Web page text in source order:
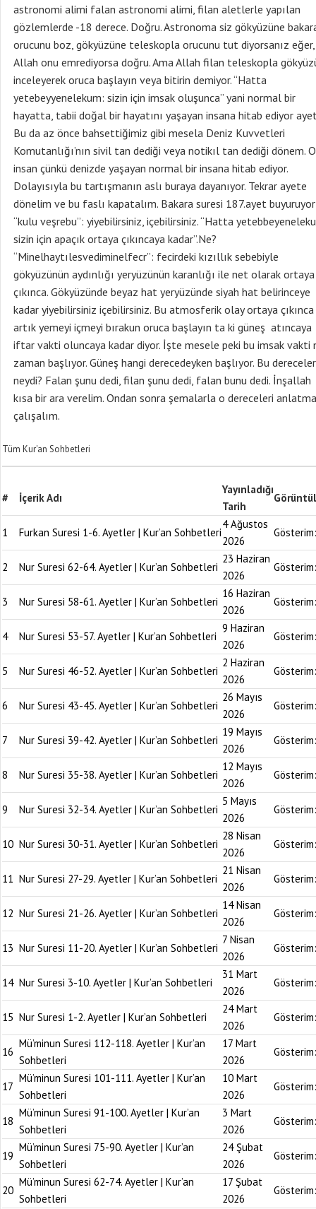
Tüm Kur'an Sohbetleri
# İçerik Adı
Yayınladığı
Tarih
1 Furkan Suresi 1-6. Ayetler | Kur’an Sohbetleri
4 Ağustos
2026
Gösterim:
2 Nur Suresi 62-64. Ayetler | Kur’an Sohbetleri
23 Haziran
2026
Gösterim:
3 Nur Suresi 58-61. Ayetler | Kur’an Sohbetleri
16 Haziran
2026
Gösterim:
4 Nur Suresi 53-57. Ayetler | Kur’an Sohbetleri
9 Haziran
2026
Gösterim:
5 Nur Suresi 46-52. Ayetler | Kur’an Sohbetleri
2 Haziran
2026
Gösterim:
6 Nur Suresi 43-45. Ayetler | Kur’an Sohbetleri
26 Mayıs
2026
Gösterim:
7 Nur Suresi 39-42. Ayetler | Kur’an Sohbetleri
19 Mayıs
2026
Gösterim:
8 Nur Suresi 35-38. Ayetler | Kur’an Sohbetleri
12 Mayıs
2026
Gösterim:
9 Nur Suresi 32-34. Ayetler | Kur’an Sohbetleri
5 Mayıs
2026
Gösterim:
10 Nur Suresi 30-31. Ayetler | Kur’an Sohbetleri
28 Nisan
2026
Gösterim:
11 Nur Suresi 27-29. Ayetler | Kur’an Sohbetleri
21 Nisan
2026
Gösterim:
12 Nur Suresi 21-26. Ayetler | Kur’an Sohbetleri
14 Nisan
2026
Gösterim:
13 Nur Suresi 11-20. Ayetler | Kur’an Sohbetleri
7 Nisan
2026
Gösterim:
14 Nur Suresi 3-10. Ayetler | Kur’an Sohbetleri
31 Mart
2026
Gösterim:
15 Nur Suresi 1-2. Ayetler | Kur’an Sohbetleri
24 Mart
2026
Gösterim:
16
Mü’minun Suresi 112-118. Ayetler | Kur’an
Sohbetleri
17 Mart
2026
Gösterim:
17
Mü’minun Suresi 101-111. Ayetler | Kur’an
Sohbetleri
10 Mart
2026
Gösterim:
18
Mü’minun Suresi 91-100. Ayetler | Kur’an
Sohbetleri
3 Mart
2026
Gösterim:
19
Mü’minun Suresi 75-90. Ayetler | Kur’an
Sohbetleri
24 Şubat
2026
Gösterim:
20
Mü’minun Suresi 62-74. Ayetler | Kur’an
Sohbetleri
17 Şubat
2026
Gösterim: